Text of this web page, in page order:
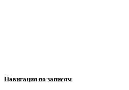
Навигация по записям